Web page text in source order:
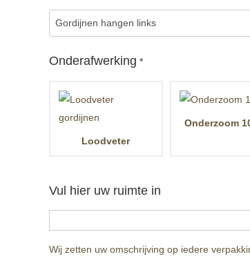
Onderafwerking *
Loodveter
Onderzoom
Vul hier uw ruimte in
Wij zetten uw omschrijving op iedere